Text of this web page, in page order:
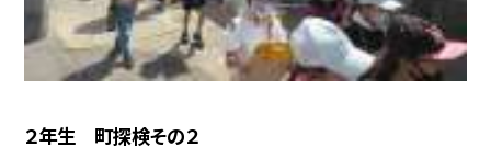
２年生 町探検その２